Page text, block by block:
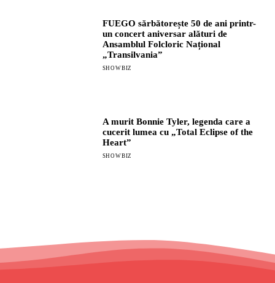
FUEGO sărbătorește 50 de ani printr-
un concert aniversar alături de
Ansamblul Folcloric Național
„Transilvania”
SHOWBIZ
A murit Bonnie Tyler, legenda care a
cucerit lumea cu „Total Eclipse of the
Heart”
SHOWBIZ